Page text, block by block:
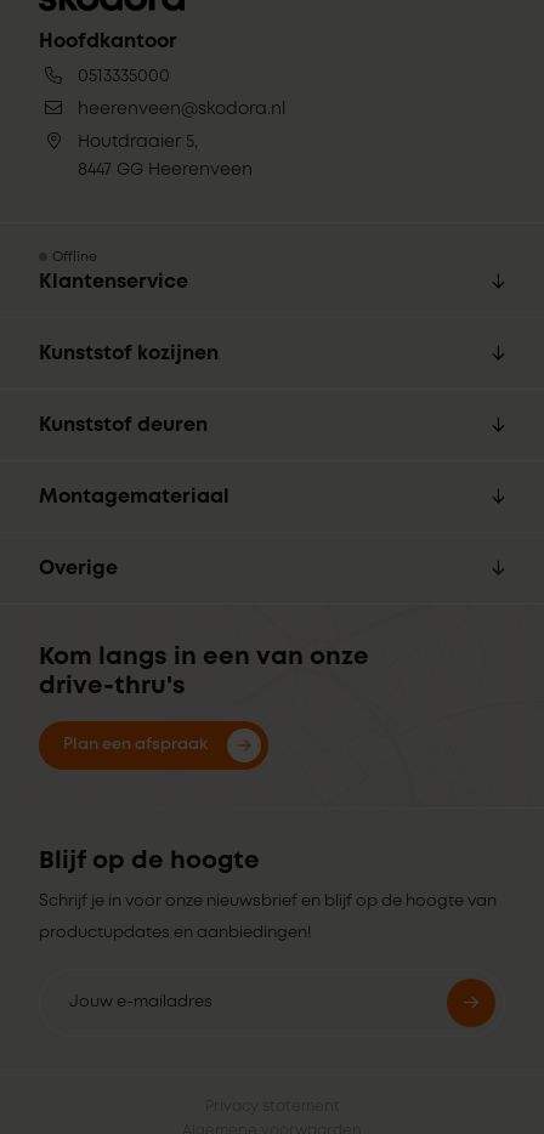
Hoofdkantoor
0513335000
heerenveen@skodora.nl
Houtdraaier 5,
8447 GG Heerenveen
Offline
Klantenservice
Kunststof kozijnen
Kunststof deuren
Montagemateriaal
Overige
Kom langs in een van onze
drive-thru's
Plan een afspraak
Blijf op de hoogte
Schrijf je in voor onze nieuwsbrief en blijf op de hoogte van
productupdates en aanbiedingen!